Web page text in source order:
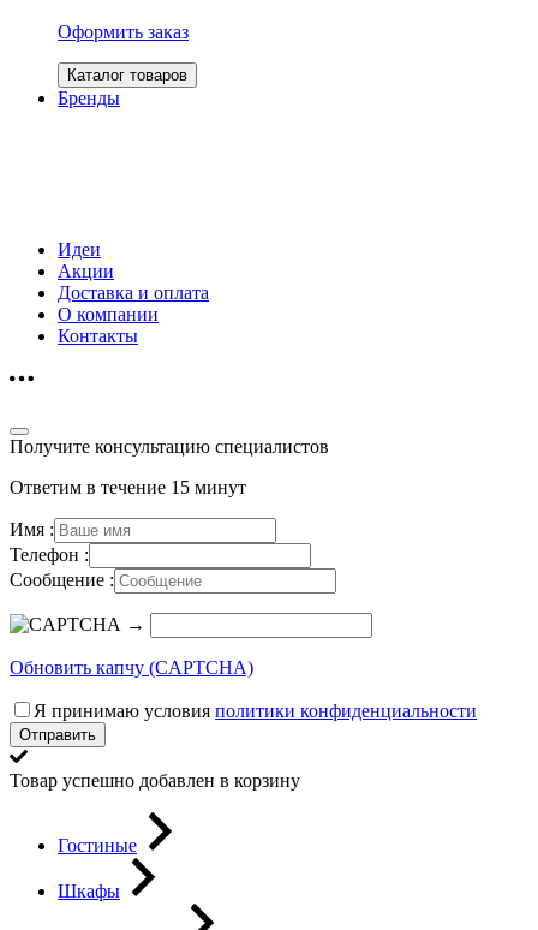
Оформить заказ
Каталог товаров
Бренды
Идеи
Акции
Доставка и оплата
О компании
Контакты
Получите консультацию специалистов
Ответим в течение 15 минут
Имя :
Телефон :
Сообщение :
→
Обновить капчу (CAPTCHA)
Я принимаю условия политики конфиденциальности
Отправить
Товар успешно добавлен в корзину
Гостиные
Шкафы